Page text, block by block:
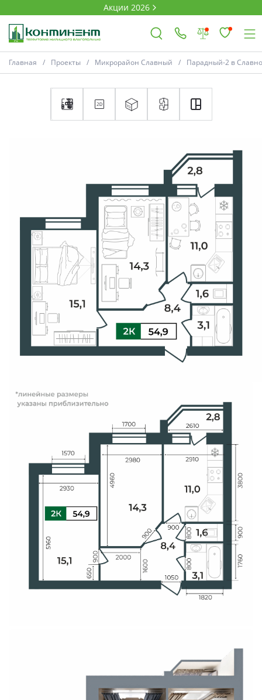
Акции 2026
Новости
Выбор недвижимости
Свои Люди
Офис продаж
Работа
Онлайн-запись
Главная Проекты Микрорайон Славный Парадный-2 в